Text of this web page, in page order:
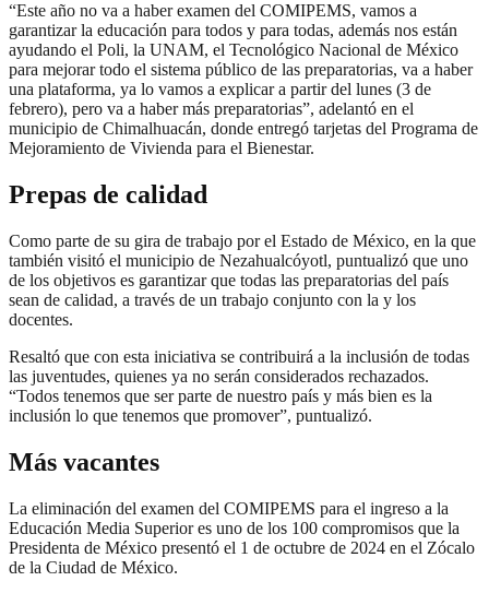
“Este año no va a haber examen del COMIPEMS, vamos a
garantizar la educación para todos y para todas, además nos están
ayudando el Poli, la UNAM, el Tecnológico Nacional de México
para mejorar todo el sistema público de las preparatorias, va a haber
una plataforma, ya lo vamos a explicar a partir del lunes (3 de
febrero), pero va a haber más preparatorias”, adelantó en el
municipio de Chimalhuacán, donde entregó tarjetas del Programa de
Mejoramiento de Vivienda para el Bienestar.
Prepas de calidad
Como parte de su gira de trabajo por el Estado de México, en la que
también visitó el municipio de Nezahualcóyotl, puntualizó que uno
de los objetivos es garantizar que todas las preparatorias del país
sean de calidad, a través de un trabajo conjunto con la y los
docentes.
Resaltó que con esta iniciativa se contribuirá a la inclusión de todas
las juventudes, quienes ya no serán considerados rechazados.
“Todos tenemos que ser parte de nuestro país y más bien es la
inclusión lo que tenemos que promover”, puntualizó.
Más vacantes
La eliminación del examen del COMIPEMS para el ingreso a la
Educación Media Superior es uno de los 100 compromisos que la
Presidenta de México presentó el 1 de octubre de 2024 en el Zócalo
de la Ciudad de México.